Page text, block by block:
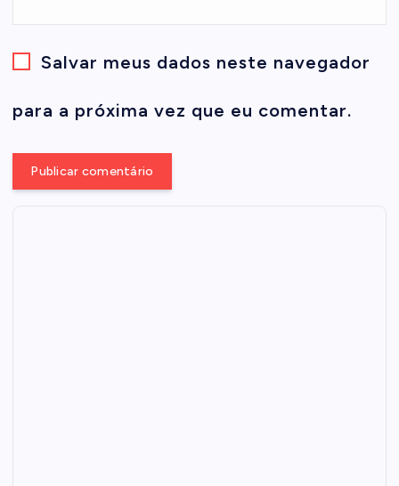
Salvar meus dados neste navegador
para a próxima vez que eu comentar.